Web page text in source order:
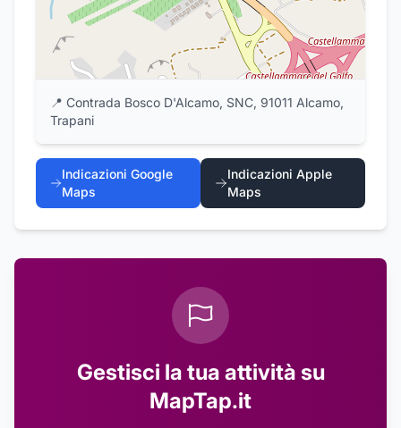
📍 Contrada Bosco D'Alcamo, SNC, 91011 Alcamo,
Trapani
Indicazioni Google
Maps
Indicazioni Apple
Maps
Gestisci la tua attività su
MapTap.it